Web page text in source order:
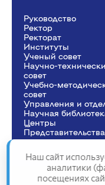
Руководство
Ректор
Рeкторат
Институты
Ученый совет
Научно-
совет
Учебно-
совет
Управления и
Научная
Центры
Представительства
Сведения об
Наш сайт
аналитики
посещениях